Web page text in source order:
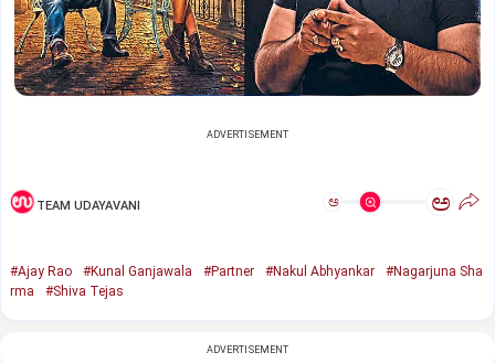
ADVERTISEMENT
TEAM UDAYAVANI ಅ ಅ
#Ajay Rao #Kunal Ganjawala #Partner #Nakul Abhyankar
#Nagarjuna Sha
rma
#Shiva Tejas
ADVERTISEMENT